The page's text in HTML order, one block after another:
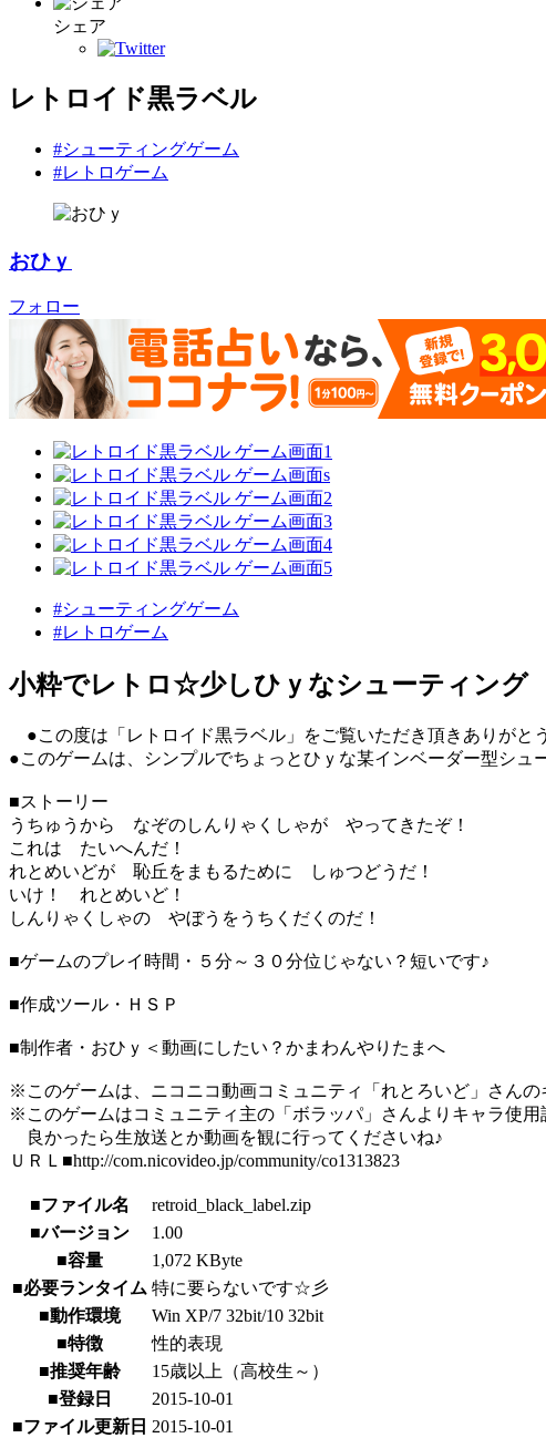
シェア
レトロイド黒ラベル
#シューティングゲーム
#レトロゲーム
おひｙ
フォロー
#シューティングゲーム
#レトロゲーム
小粋でレトロ☆少しひｙなシューティング
●この度は「レトロイド黒ラベル」をご覧いただき頂きあ
●このゲームは、シンプルでちょっとひｙな某インベーダー型シュ
■ストーリー
うちゅうから なぞのしんりゃくしゃが やってきたぞ！
これは たいへんだ！
れとめいどが 恥丘をまもるために しゅつどうだ！
いけ！ れとめいど！
しんりゃくしゃの やぼうをうちくだくのだ！
■ゲームのプレイ時間・５分～３０分位じゃない？短いです♪
■作成ツール・ＨＳＰ
■制作者・おひｙ＜動画にしたい？かまわんやりたまへ
※このゲームは、ニコニコ動画コミュニティ「れとろいど」さんの
※このゲームはコミュニティ主の「ボラッパ」さんよりキャラ使用
良かったら生放送とか動画を観に行ってくださいね♪
ＵＲＬ■http://com.nicovideo.jp/community/co1313823
■ファイル名
retroid_black_label.zip
■バージョン
1.00
■容量
1,072 KByte
■必要ランタイム 特に要らないです☆彡
■動作環境
Win XP/7 32bit/10 32bit
■特徴
性的表現
■推奨年齢
15歳以上（高校生～）
■登録日
2015-10-01
■ファイル更新日 2015-10-01